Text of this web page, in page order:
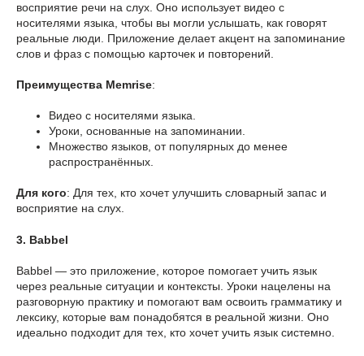
восприятие речи на слух. Оно использует видео с
носителями языка, чтобы вы могли услышать, как говорят
реальные люди. Приложение делает акцент на запоминание
слов и фраз с помощью карточек и повторений.
Преимущества Memrise:
Видео с носителями языка.
Уроки, основанные на запоминании.
Множество языков, от популярных до менее
распространённых.
Для кого: Для тех, кто хочет улучшить словарный запас и
восприятие на слух.
3. Babbel
Babbel — это приложение, которое помогает учить язык
через реальные ситуации и контексты. Уроки нацелены на
разговорную практику и помогают вам освоить грамматику и
лексику, которые вам понадобятся в реальной жизни. Оно
идеально подходит для тех, кто хочет учить язык системно.